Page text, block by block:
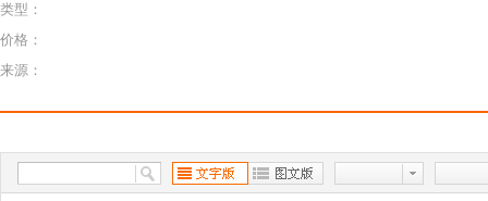
类型：
价格：
来源：